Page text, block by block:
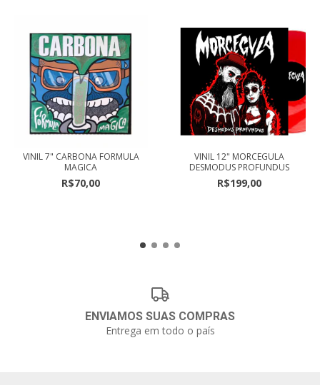
VINIL 7" CARBONA FORMULA
MAGICA
R$70,00
VINIL 12" MORCEGULA
DESMODUS PROFUNDUS
R$199,00
ENVIAMOS SUAS COMPRAS
Entrega em todo o país